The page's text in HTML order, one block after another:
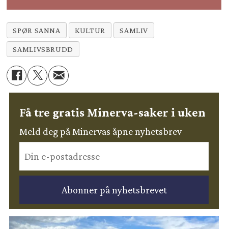
SPØR SANNA KULTUR SAMLIV
SAMLIVSBRUDD
Få tre gratis Minerva-saker i uken
Meld deg på Minervas åpne nyhetsbrev